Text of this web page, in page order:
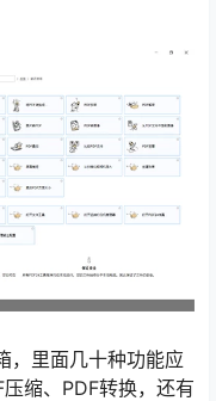
，里面几十种功能应
缩、PDF转换，还有